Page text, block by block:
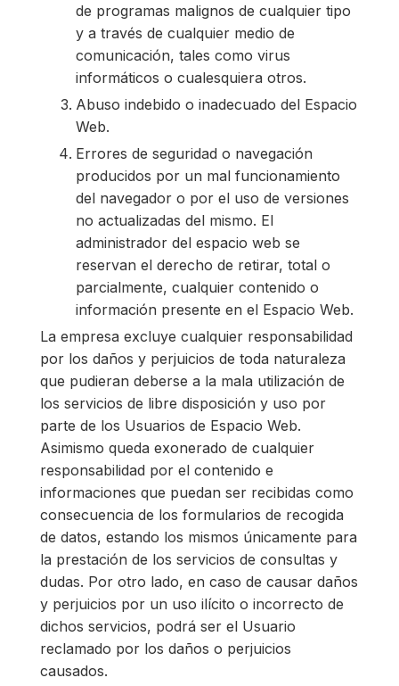
de programas malignos de cualquier tipo
y a través de cualquier medio de
comunicación, tales como virus
informáticos o cualesquiera otros.
Abuso indebido o inadecuado del Espacio
Web.
Errores de seguridad o navegación
producidos por un mal funcionamiento
del navegador o por el uso de versiones
no actualizadas del mismo. El
administrador del espacio web se
reservan el derecho de retirar, total o
parcialmente, cualquier contenido o
información presente en el Espacio Web.
La empresa excluye cualquier responsabilidad
por los daños y perjuicios de toda naturaleza
que pudieran deberse a la mala utilización de
los servicios de libre disposición y uso por
parte de los Usuarios de Espacio Web.
Asimismo queda exonerado de cualquier
responsabilidad por el contenido e
informaciones que puedan ser recibidas como
consecuencia de los formularios de recogida
de datos, estando los mismos únicamente para
la prestación de los servicios de consultas y
dudas. Por otro lado, en caso de causar daños
y perjuicios por un uso ilícito o incorrecto de
dichos servicios, podrá ser el Usuario
reclamado por los daños o perjuicios
causados.